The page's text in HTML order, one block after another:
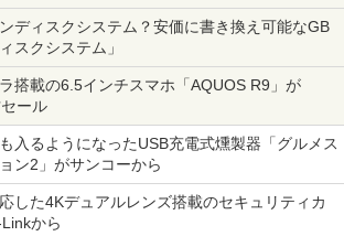
ディスクシステム？安価に書き換え可能なGB
スクシステム」
搭載の6.5インチスマホ「AQUOS R9」が
ール
入るようになったUSB充電式燻製器「グルメス
ン2」がサンコーから
した4Kデュアルレンズ搭載のセキュリティカ
から